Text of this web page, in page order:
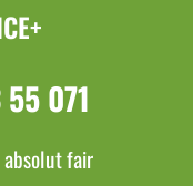
071
fair